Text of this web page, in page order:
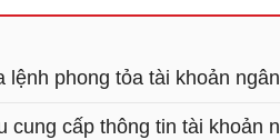
lệnh phong tỏa tài khoản
cung cấp thông tin tài khoản